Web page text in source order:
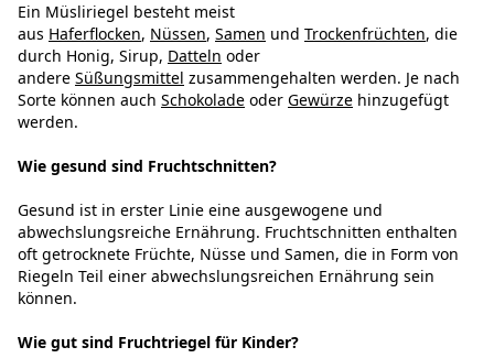
Ein Müsliriegel besteht meist
aus Haferflocken, Nüssen, Samen und Trockenfrüchten, die
durch Honig, Sirup, Datteln oder
andere Süßungsmittel zusammengehalten werden. Je nach
Sorte können auch Schokolade oder Gewürze hinzugefügt
werden.
Wie gesund sind Fruchtschnitten?
Gesund ist in erster Linie eine ausgewogene und
abwechslungsreiche Ernährung. Fruchtschnitten enthalten
oft getrocknete Früchte, Nüsse und Samen, die in Form von
Riegeln Teil einer abwechslungsreichen Ernährung sein
können.
Wie gut sind Fruchtriegel für Kinder?